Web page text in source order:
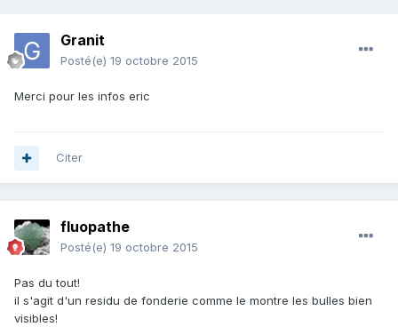
Granit
Posté(e) 19 octobre 2015
Merci pour les infos eric
Citer
fluopathe
Posté(e) 19 octobre 2015
Pas du tout!
il s'agit d'un residu de fonderie comme le montre les bulles bien
visibles!